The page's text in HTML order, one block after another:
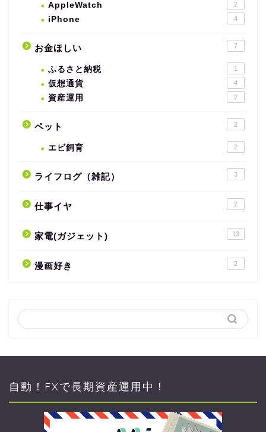
AppleWatch 2
iPhone 4
お金ほしい 7
ふるさと納税 1
仮想通貨 4
資産運用 2
ペット 2
エビ飼育 2
ライフログ（雑記） 3
仕事イヤ 2
家電(ガジェット) 13
漫画好き 2
自動！FXで長期資産運用中！